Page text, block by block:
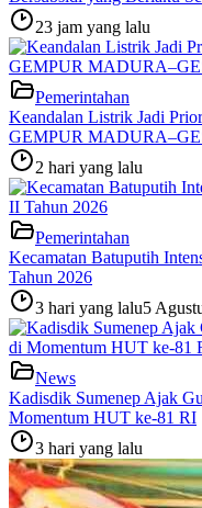
23 jam yang lalu
Pemerintahan
Keandalan Listrik Jadi
GEMPUR
2 hari yang lalu
Pemerintahan
Kecamatan Batuputih
Tahun 2026
3 hari yang lalu5
News
Kadisdik Sumenep Ajak
Momentum HUT ke-81 RI
3 hari yang lalu